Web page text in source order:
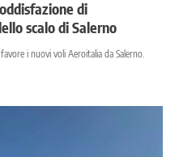
di
scalo di Salerno
i nuovi voli Aeroitalia da Salerno.